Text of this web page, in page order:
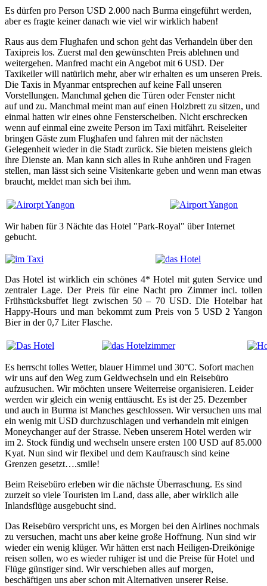
Es dürfen pro Person USD 2.000 nach Burma eingeführt werden,
aber es fragte keiner danach wie viel wir wirklich haben!
Raus aus dem Flughafen und schon geht das Verhandeln über den
Taxipreis los. Zuerst mal den gewünschten Preis ablehnen und
weitergehen. Manfred macht ein Angebot mit 6 USD. Der
Taxikeiler will natürlich mehr, aber wir erhalten es um unseren Preis.
Die Taxis in Myanmar entsprechen auf keine Fall unseren
Vorstellungen. Manchmal gehen die Türen oder Fenster nicht
auf und zu. Manchmal meint man auf einen Holzbrett zu sitzen, und
einmal hatten wir eines ohne Fensterscheiben. Nicht erschrecken
wenn auf einmal eine zweite Person im Taxi mitfährt. Reiseleiter
bringen Gäste zum Flughafen und fahren mit der nächsten
Gelegenheit wieder in die Stadt zurück. Sie bieten meistens gleich
ihre Dienste an. Man kann sich alles in Ruhe anhören und Fragen
stellen, man lässt sich seine Visitenkarte geben und wenn man etwas
braucht, meldet man sich bei ihm.
Wir haben für 3 Nächte das Hotel "Park-Royal" über Internet
gebucht.
Das Hotel ist wirklich ein schönes 4* Hotel mit guten Service und
zentraler Lage. Der Preis für eine Nacht pro Zimmer incl. tollen
Frühstücksbuffet liegt zwischen 50 – 70 USD. Die Hotelbar hat
Happy-Hours und man bekommt zum Preis von 5 USD 2 Yangon
Bier in der 0,7 Liter Flasche.
Es herrscht tolles Wetter, blauer Himmel und 30°C. Sofort machen
wir uns auf den Weg zum Geldwechseln und ein Reisebüro
aufzusuchen. Wir möchten unsere Weiterreise organisieren. Leider
werden wir gleich ein wenig enttäuscht. Es ist der 25. Dezember
und auch in Burma ist Manches geschlossen. Wir versuchen uns mal
ein wenig mit USD durchzuschlagen und verhandeln mit einigen
Moneychanger auf der Strasse. Neben unserem Hotel werden wir
im 2. Stock fündig und wechseln unsere ersten 100 USD auf 85.000
Kyat. Nun sind wir flexibel und dem Kaufrausch sind keine
Grenzen gesetzt….smile!
Beim Reisebüro erleben wir die nächste Überraschung. Es sind
zurzeit so viele Touristen im Land, dass alle, aber wirklich alle
Inlandsflüge ausgebucht sind.
Das Reisebüro verspricht uns, es Morgen bei den Airlines nochmals
zu versuchen, macht uns aber keine große Hoffnung. Nun sind wir
wieder ein wenig klüger. Wir hätten erst nach Heiligen-Dreikönige
reisen sollen, wo es wieder ruhiger ist und die Preise für Hotel und
Flüge günstiger sind. Wir verschieben alles auf morgen,
beschäftigen uns aber schon mit Alternativen unserer Reise.